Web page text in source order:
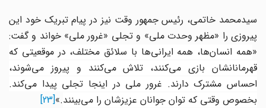
سیدمحمد خاتمی، رئیس جمهور وقت نیز در پیام تبریک خود این
پیروزی را «مظهر وحدت ملی» و تجلی «غرور ملی» خواند و گفت:
همه انسان‌ها، همه ایرانی‌ها با سلائق مختلف، در موقعیتی که
قهرمانانشان بازی می‌کنند، تلاش می‌کنند و پیروز می‌شوند،
احساس مشترک دارند. غرور ملی در اینجا تجلی پیدا می‌کند.
بخصوص وقتی که توان جوانان عزیزشان را می‌بینند.»
[23]